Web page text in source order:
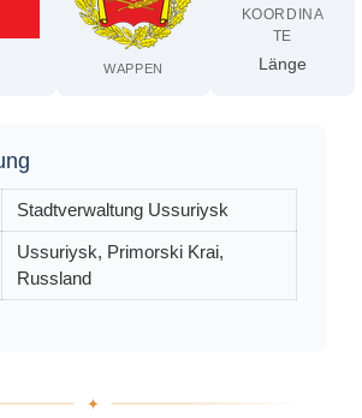
WAPPEN
KOORDINA
TE
Länge
Stadtverwaltung Ussuriysk
Ussuriysk, Primorski Krai,
Russland